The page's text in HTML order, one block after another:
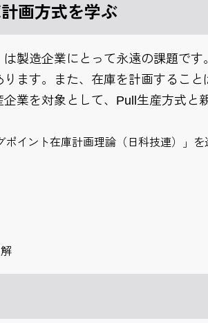
画方式を学ぶ
製造企業にとって永遠の課題で
ます。また、在庫を計画するこ
業を対象として、Pull生産方式と
ント在庫計画理論（日科技連）」を